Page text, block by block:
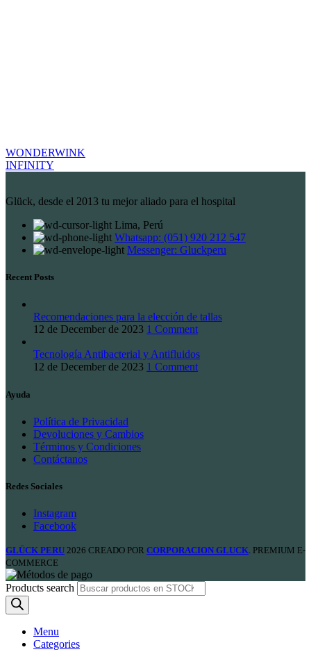
WONDERWINK
INFINITY
Glück, desde el 2013 tu mejor aliado para el hospital
Lima, Perú
Whatsapp: (051) 920 212 547
Messenger: Gluckperu
Recent Posts
Recomendaciones para la elección de tallas
12 de December de 2023 1 Comment
Tecnología Antibacterial y Antifluidos
12 de December de 2023 1 Comment
Ayuda
Política de Privacidad
Devoluciones y Cambios
Términos y Condiciones
Contáctanos
Redes Sociales
Instagram
Facebook
GLÜCK PERU 2026 CREADO POR CORPORACION GLUCK. PREMIUM E-
COMMERCE
Products search
Menu
Categories